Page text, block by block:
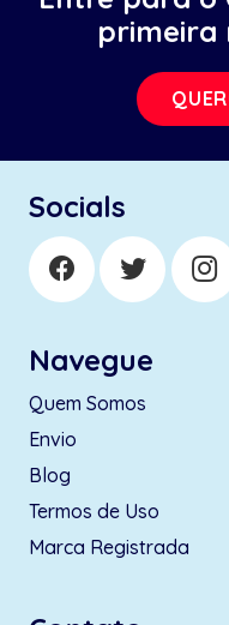
primeira
Socials
Navegue
Quem Somos
Envio
Blog
Termos de Uso
Marca Registrada